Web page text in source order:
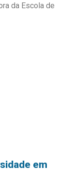
da Escola de
em